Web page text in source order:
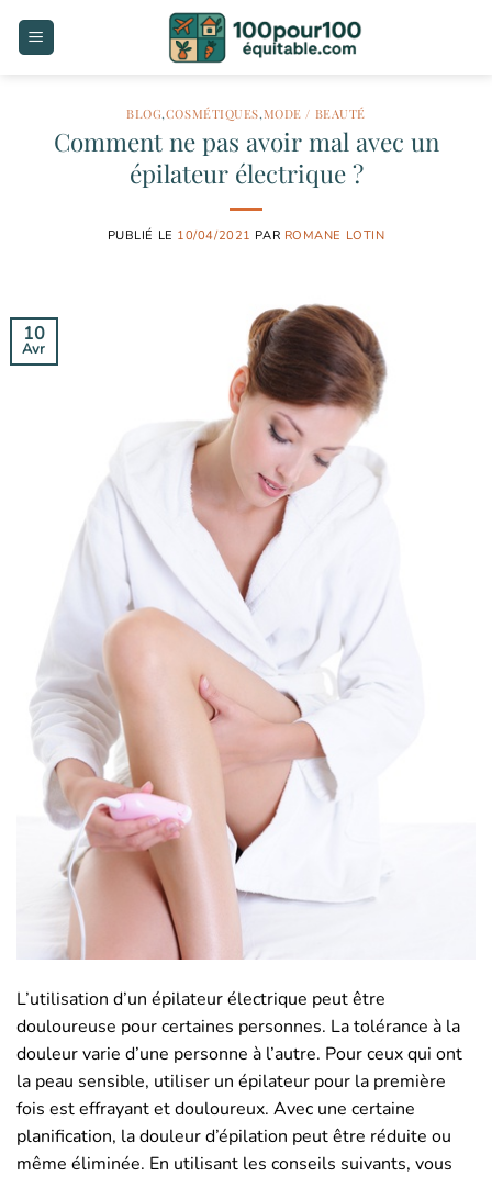
BLOG,COSMÉTIQUES,MODE / BEAUTÉ
Comment ne pas avoir mal avec un
épilateur électrique ?
PUBLIÉ LE 10/04/2021 PAR ROMANE LOTIN
10
Avr
L’utilisation d’un épilateur électrique peut être
douloureuse pour certaines personnes. La tolérance à la
douleur varie d’une personne à l’autre. Pour ceux qui ont
la peau sensible, utiliser un épilateur pour la première
fois est effrayant et douloureux. Avec une certaine
planification, la douleur d’épilation peut être réduite ou
même éliminée. En utilisant les conseils suivants, vous